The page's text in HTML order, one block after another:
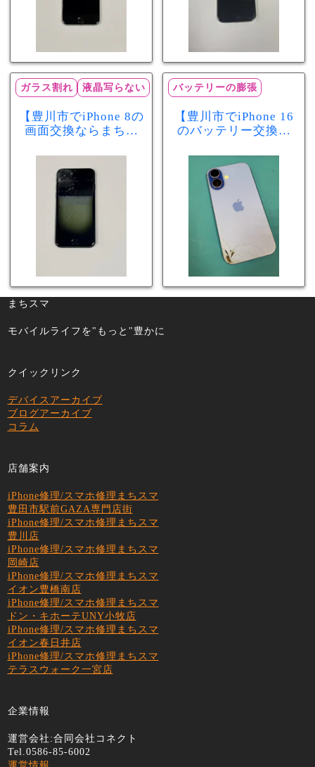
ガラス割れ 液晶写らない
【豊川市でiPhone 8の
画面交換ならまちス
れ・液晶不良も当日
60分で修理可能！
バッテリーの膨張
【豊川市でiPhone 16
のバッテリー交換な
少し膨張したバッテ
リーも当日90分で安
心修理！
まちスマ
モバイルライフを"もっと"豊かに
クイックリンク
デバイスアーカイブ
ブログアーカイブ
コラム
店舗案内
iPhone修理/スマホ修理まちスマ
豊田市駅前GAZA専門店街
iPhone修理/スマホ修理まちスマ
豊川店
iPhone修理/スマホ修理まちスマ
岡崎店
iPhone修理/スマホ修理まちスマ
イオン豊橋南店
iPhone修理/スマホ修理まちスマ
ドン・キホーテUNY小牧店
iPhone修理/スマホ修理まちスマ
イオン春日井店
iPhone修理/スマホ修理まちスマ
テラスウォーク一宮店
企業情報
運営会社:合同会社コネクト
Tel.0586-85-6002